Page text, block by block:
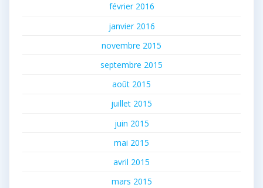
février 2016
janvier 2016
novembre 2015
septembre 2015
août 2015
juillet 2015
juin 2015
mai 2015
avril 2015
mars 2015